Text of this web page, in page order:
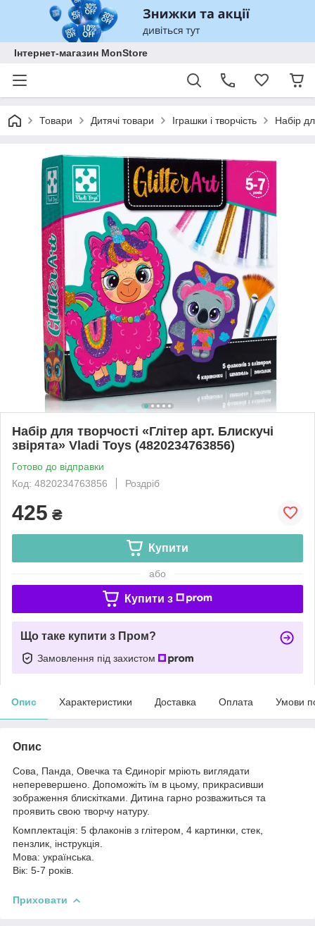
Інтернет-магазин MonStore
Товари Дитячі товари Іграшки і творчість Набір
Набір для творчості «Глітер арт. Блискучі
звірята» Vladi Toys (4820234763856)
Готово до відправки
Код: 4820234763856
Роздріб
425 ₴
Купити
або
Купити з
Що таке купити з Пром?
Замовлення під захистом
Опис Характеристики Доставка Оплата Умови
Опис
Сова, Панда, Овечка та Єдиноріг мріють виглядати
неперевершено. Допоможіть їм в цьому, прикрасивши
зображення блискітками. Дитина гарно розважиться та
проявить свою творчу натуру.
Комплектація: 5 флаконів з глітером, 4 картинки, стек,
пензлик, інструкція.
Мова: українська.
Вік: 5-7 років.
Приховати